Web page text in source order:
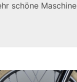
schöne Maschine